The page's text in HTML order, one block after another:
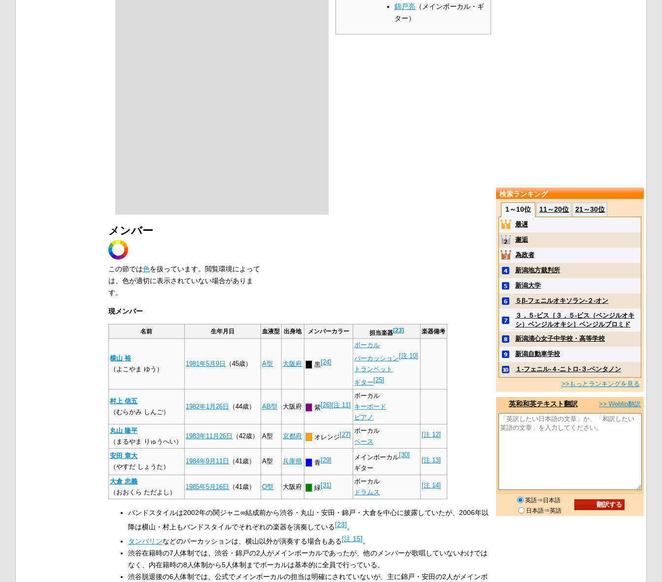
錦戸亮 （メインボーカル・ギ
ター）
メンバー
この節では色を扱っています。閲覧環境によって
は、色が適切に表示されていない場合がありま
す。
現メンバー
名前 生年月日 血液型 出身地 メンバーカラー 担当楽器[23] 楽器備考
横山 裕
（よこやま ゆう）
1981年5月9日 （45歳） A型 大阪府 黒[24]
ボーカル
パーカッション [注 10]
トランペット
ギター [25]
村上 信五
（むらかみ しんご）
1982年1月26日 （44歳） AB型 大阪府 紫[26] [注 11]
ボーカル
キーボード
ピアノ
丸山 隆平
（まるやま りゅうへい）
1983年11月26日 （42歳） A型 京都府 オレンジ [27]
ボーカル
ベース
[注 12]
安田 章大
（やすだ しょうた）
1984年9月11日 （41歳） A型 兵庫県 青[29] メインボーカル[30]
ギター
[注 13]
大倉 忠義
（おおくら ただよし）
1985年5月16日 （41歳） O型 大阪府 緑[31]
ボーカル
ドラムス
[注 14]
バンドスタイルは2002年の関ジャニ∞結成前から渋谷・丸山・安田・錦戸・大倉を中心に披露していたが、2006年以
降は横山・村上もバンドスタイルでそれぞれの楽器を演奏している[23]。
タンバリンなどのパーカッションは、横山以外が演奏する場合もある[注 15]。
渋谷在籍時の7人体制では、渋谷・錦戸の2人がメインボーカルであったが、他のメンバーが歌唱していないわけでは
なく、内在籍時の8人体制から5人体制までボーカルは基本的に全員で行っている。
渋谷脱退後の6人体制では、公式でメインボーカルの担当は明確にされていないが、主に錦戸・安田の2人がメインボ
検索ランキング
1～10位
11～20位 21～30位
最遅
邂逅
為政者
新潟地方裁判所
新潟大学
５β‐フェニルオキソラン‐２‐オン
３，５‐ビス［３，５‐ビス（ベンジルオキ
シ）ベンジルオキシ］ベンジルブロミド
新潟清心女子中学校・高等学校
新潟自動車学校
１‐フェニル‐４‐ニトロ‐３‐ペンタノン
>>もっとランキングを見る
英和和英テキスト翻訳 >> Weblio翻訳
英語⇒日本語
日本語⇒英語